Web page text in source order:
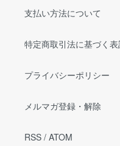
支払い方法について
特定商取引法に基づく
プライバシーポリシー
メルマガ登録・解除
RSS / ATOM